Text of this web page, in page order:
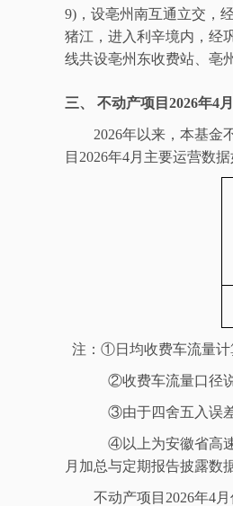
9) ，设亳州南互通立交，
猪江，进入利辛境内，经
线共设亳州东收费站、亳
三、 不动产项目 2026年4
2026年以来，本基金
目 2026年4月主要运营数据
注： ①日均收费车流量
②收费车流量口径
③由于四舍五入误
④以上为安徽省高
月加总与定期报告披露数
不动产项目 2026年4